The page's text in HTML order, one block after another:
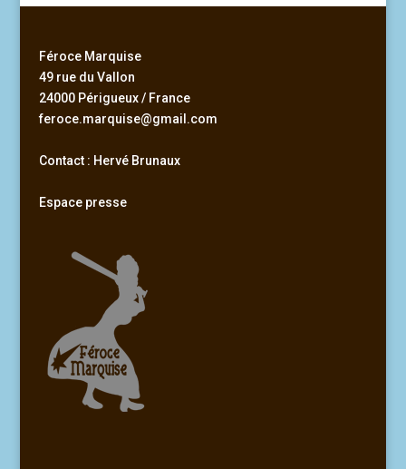
Féroce Marquise
49 rue du Vallon
24000 Périgueux / France
feroce.marquise@gmail.com
Contact : Hervé Brunaux
Espace presse